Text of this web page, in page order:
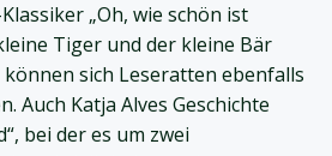
„Oh, wie schön ist
Tiger und der kleine Bär
können sich Leseratten ebenfalls
Auch Katja Alves Geschichte
bei der es um zwei